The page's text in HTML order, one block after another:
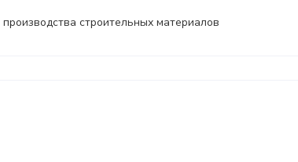
строительных материалов